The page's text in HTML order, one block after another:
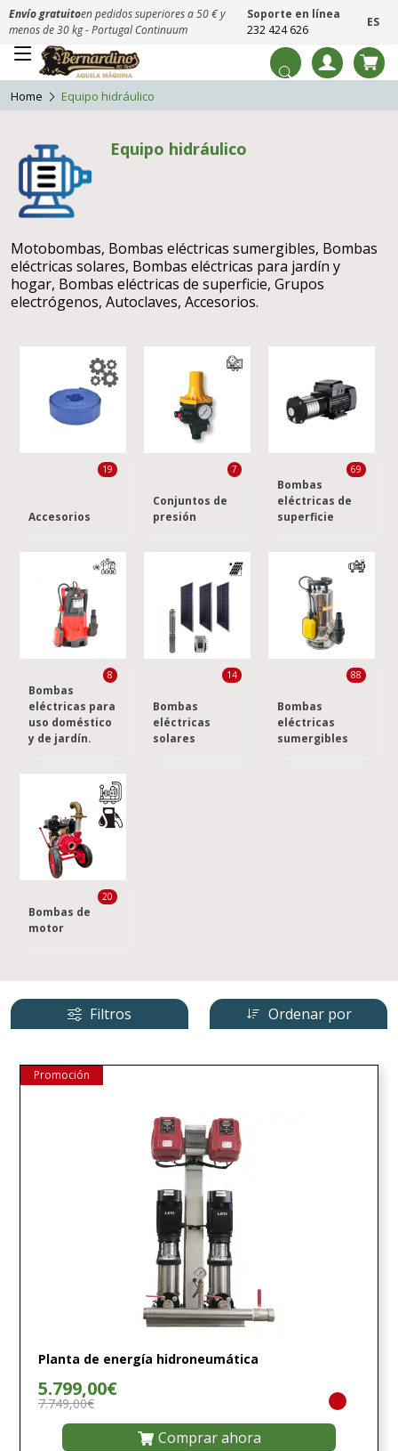
Envío gratuitoen pedidos superiores a 50 € y
menos de 30 kg - Portugal Continuum
Soporte en línea
232 424 626
ES
Home Equipo hidráulico
Equipo hidráulico
Motobombas, Bombas eléctricas sumergibles, Bombas
eléctricas solares, Bombas eléctricas para jardín y
hogar, Bombas eléctricas de superficie, Grupos
electrógenos, Autoclaves, Accesorios.
Accesorios
19
Conjuntos de
presión
7
Bombas
eléctricas de
superficie
69
Bombas
eléctricas para
uso doméstico
y de jardín.
8
Bombas
eléctricas
solares
14
Bombas
eléctricas
sumergibles
88
Bombas de
motor
20
Filtros Ordenar por
Promoción
Planta de energía hidroneumática
5.799,00€
7.749,00€
Comprar ahora